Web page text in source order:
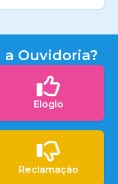
a Ouvidoria?
Elogio
Reclamação